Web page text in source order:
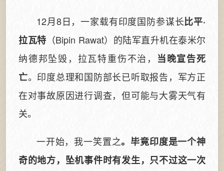
12月8日，一家载有印度国防参谋长比平·
拉瓦特 （Bipin Rawat）的陆军直升机在泰米尔
纳德邦坠毁，拉瓦特重伤不治， 当晚宣告死
亡。印度总理和国防部长已听取报告，军方正
在对事故原因进行调查，但可能与大雾天气有
关。
一开始，我一笑置之。毕竟印度是一个神
奇的地方，坠机事件时有发生，只不过这一次